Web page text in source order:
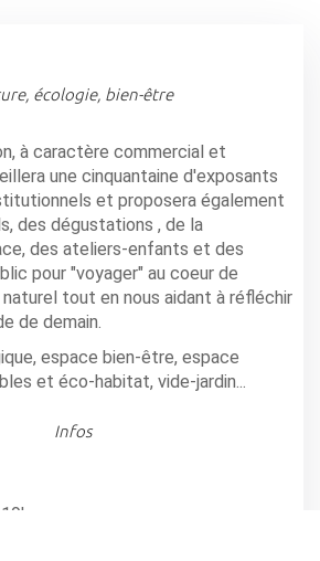
écologie, bien-être
à caractère commercial et
une cinquantaine d'exposants
et proposera également
des dégustations , de la
des ateliers-enfants et des
pour "voyager" au coeur de
tout en nous aidant à réfléchir
de demain.
espace bien-être, espace
et éco-habitat, vide-jardin...
Infos